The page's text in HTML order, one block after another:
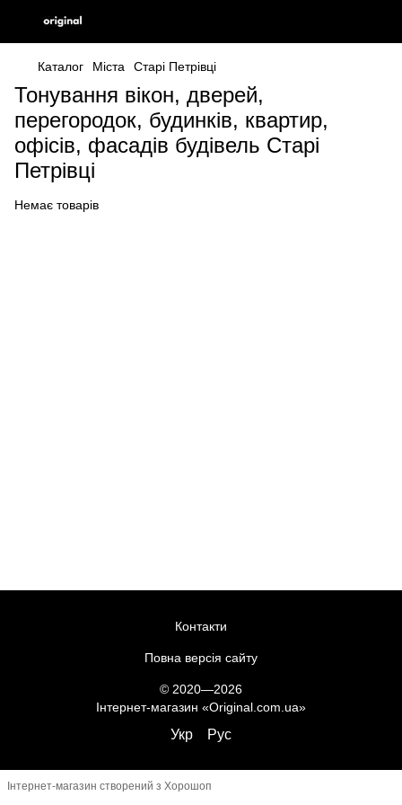
Каталог Міста Старі Петрівці
Тонування вікон, дверей,
перегородок, будинків, квартир,
офісів, фасадів будівель Старі
Петрівці
Немає товарів
Контакти
Повна версія сайту
© 2020—2026
Інтернет-магазин «Original.com.ua»
Укр Рус
Інтернет-магазин створений з Хорошоп